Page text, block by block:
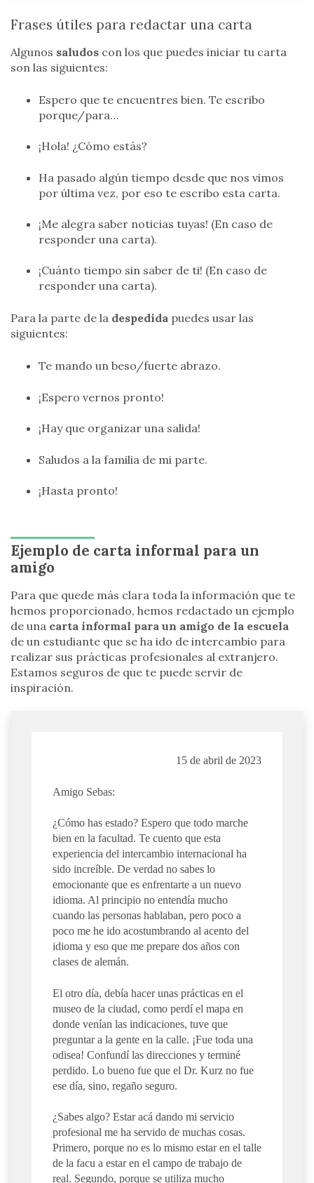
Frases útiles para redactar una carta
Algunos saludos con los que puedes iniciar tu carta
son las siguientes:
Espero que te encuentres bien. Te escribo
porque/para…
¡Hola! ¿Cómo estás?
Ha pasado algún tiempo desde que nos vimos
por última vez, por eso te escribo esta carta.
¡Me alegra saber noticias tuyas! (En caso de
responder una carta).
¡Cuánto tiempo sin saber de ti! (En caso de
responder una carta).
Para la parte de la despedida puedes usar las
siguientes:
Te mando un beso/fuerte abrazo.
¡Espero vernos pronto!
¡Hay que organizar una salida!
Saludos a la familia de mi parte.
¡Hasta pronto!
Ejemplo de carta informal para un
amigo
Para que quede más clara toda la información que te
hemos proporcionado, hemos redactado un ejemplo
de una carta informal para un amigo de la escuela
de un estudiante que se ha ido de intercambio para
realizar sus prácticas profesionales al extranjero.
Estamos seguros de que te puede servir de
inspiración.
15 de abril de 2023
Amigo Sebas:
¿Cómo has estado? Espero que todo marche
bien en la facultad. Te cuento que esta
experiencia del intercambio internacional ha
sido increíble. De verdad no sabes lo
emocionante que es enfrentarte a un nuevo
idioma. Al principio no entendía mucho
cuando las personas hablaban, pero poco a
poco me he ido acostumbrando al acento del
idioma y eso que me prepare dos años con
clases de alemán.
El otro día, debía hacer unas prácticas en el
museo de la ciudad, como perdí el mapa en
donde venían las indicaciones, tuve que
preguntar a la gente en la calle. ¡Fue toda una
odisea! Confundí las direcciones y terminé
perdido. Lo bueno fue que el Dr. Kurz no fue
ese día, sino, regaño seguro.
¿Sabes algo? Estar acá dando mi servicio
profesional me ha servido de muchas cosas.
Primero, porque no es lo mismo estar en el talle
de la facu a estar en el campo de trabajo de
real. Segundo, porque se utiliza mucho